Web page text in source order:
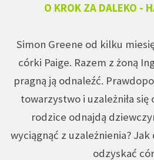
O KROK ZA DALEKO -
Simon Greene od kilku
córki Paige. Razem z żoną
pragną ją odnaleźć.
towarzystwo i uzależniła
rodzice odnajdą
wyciągnąć z uzależnienia?
odzyskać